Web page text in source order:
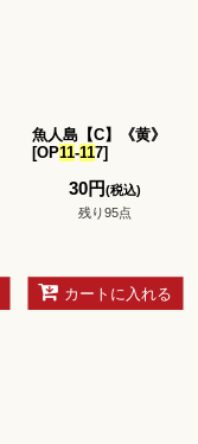
魚人島【C】《黄》
[OP11-117]
30円(税込)
残り95点
カートに入れる